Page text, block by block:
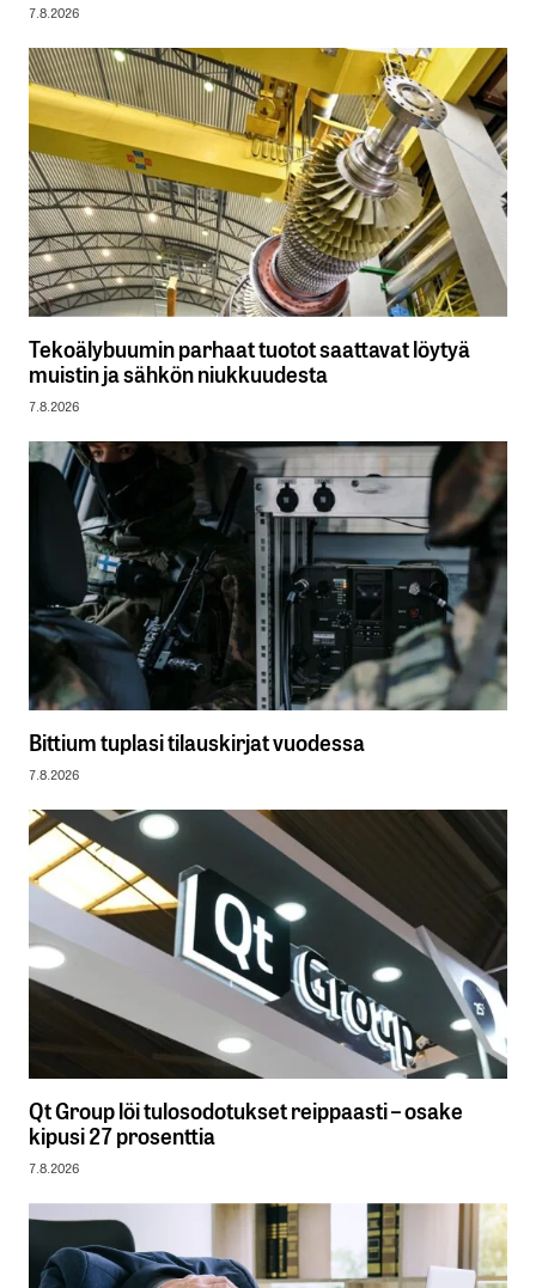
7.8.2026
Tekoälybuumin parhaat tuotot saattavat löytyä
muistin ja sähkön niukkuudesta
7.8.2026
Bittium tuplasi tilauskirjat vuodessa
7.8.2026
Qt Group löi tulosodotukset reippaasti – osake
kipusi 27 prosenttia
7.8.2026